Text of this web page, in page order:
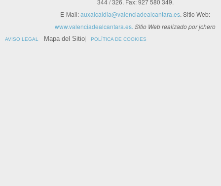
E-Mail:auxalcaldia@valenciadealcantara.es. Sitio Web:
www.valenciadealcantara.es. Sitio Web realizado por jchero
AVISO LEGAL Mapa del Sitio POLÍTICA DE COOKIES